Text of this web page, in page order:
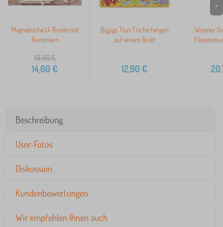
Magnetische U-Boote mit
Nummern
19,80€
14,60 €
Bigjigs Toys Fische fangen
auf einem Brett
12,90 €
Wissner
>
Beschreibung
User-Fotos
Diskussion
Kundenbewertungen
Wir empfehlen Ihnen auch